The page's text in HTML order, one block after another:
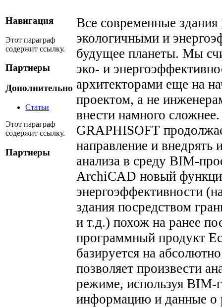
Навигация
Этот параграф
содержит ссылку.
Партнеры
Дополнительно
Статьи
Этот параграф
содержит ссылку.
Партнеры
Все современные
экологичными и
будущее планеты. Мы
эко- и
архитекторами еще на
проектом, а не
внести намного
GRAPHISOFT
направление и внедрять
анализа в среду BIM-
ArchiCAD новый
энергоэффективности
здания посредством
и т.д.) похож на ранее
программный продукт
базируется на
позволяет произвести
режиме, используя
информацию и данные о